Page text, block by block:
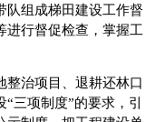
队组成梯田建设工作督
进行督促检查，掌握工
治项目、退耕还林口
三项制度”的要求，引